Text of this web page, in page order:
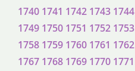
1740 1741 1742 1743 1744
1749 1750 1751 1752 1753
1758 1759 1760 1761 1762
1767 1768 1769 1770 1771